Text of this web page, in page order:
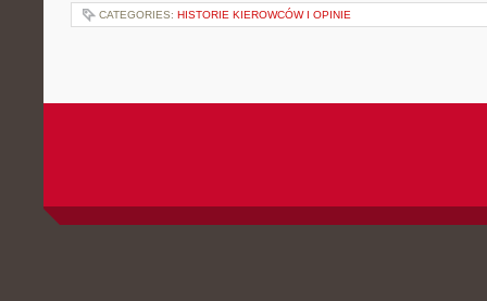
CATEGORIES: HISTORIE KIEROWCÓW I OPINIE